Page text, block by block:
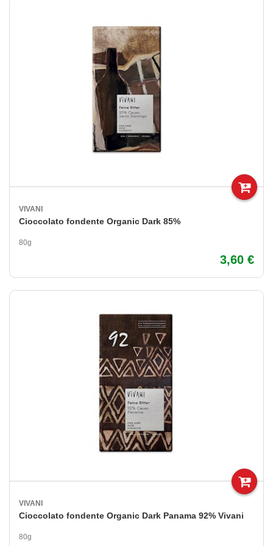
VIVANI
Cioccolato fondente Organic Dark 85%
80g
3,60 €
VIVANI
Cioccolato fondente Organic Dark Panama 92% Vivani
80g